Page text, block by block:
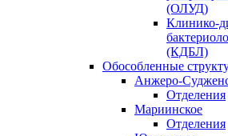
(ОЛУД)
Клинико-
(КДБЛ)
Обособленные
Анжеро-
Отделения
Мариинское
Отделения